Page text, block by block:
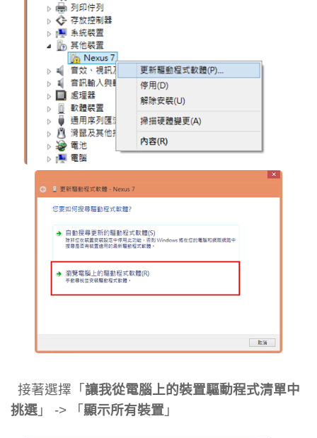
接著選擇「讓我從電腦上的裝置驅動程式清單中
挑選 」 -> 「顯示所有裝置 」